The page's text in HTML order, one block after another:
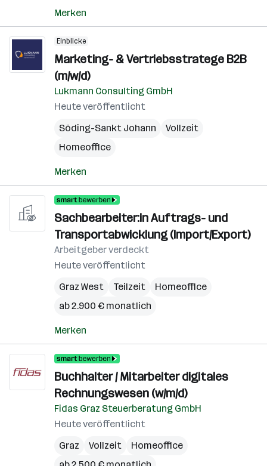
Merken
Einblicke
Marketing- & Vertriebsstratege B2B
(m/w/d)
Lukmann Consulting GmbH
Heute veröffentlicht
Söding-Sankt Johann
Vollzeit
Homeoffice
Merken
Sachbearbeiter:in Auftrags- und
Transportabwicklung (Import/Export)
Arbeitgeber verdeckt
Heute veröffentlicht
Graz West
Teilzeit
Homeoffice
ab 2.900 € monatlich
Merken
Buchhalter / Mitarbeiter digitales
Rechnungswesen (w/m/d)
Fidas Graz Steuerberatung GmbH
Heute veröffentlicht
Graz
Vollzeit
Homeoffice